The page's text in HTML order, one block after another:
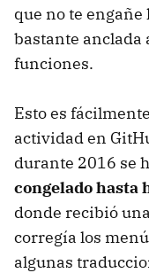
que no te engañe
bastante anclada
funciones.
Esto es
actividad en
durante 2016 se
congelado hasta
donde recibió
corregía los
algunas